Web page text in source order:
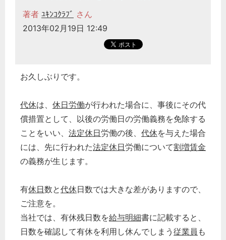
著者 ﾕｷﾝｺｸﾗﾌﾞ さん
2013年02月19日 12:49
お久しぶりです。
代休は、 休日労働が行われた場合に、事後にその代
償措置として、以後の労働日の労働義務を免除する
ことをいい、 法定休日労働の後、 代休を与えた場合
には、先に行われた法定休日労働について割増賃金
の義務が生じます。
有休日数と代休日数では大きな差がありますので、
ご注意を。
当社では、有休残日数を給与明細書に記載すると、
日数を確認して有休を利用し休んでしまう 従業員 も